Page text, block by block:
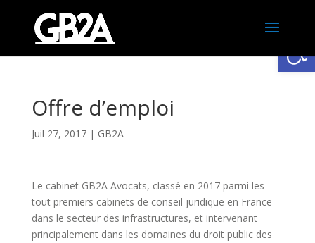
Offre d’emploi
Juil 27, 2017| GB2A
Le cabinet GB2A Avocats, classé en 2017 parmi les
tout premiers cabinets de conseil juridique en France
dans le secteur des infrastructures, et intervenant
principalement dans les domaines du droit public des